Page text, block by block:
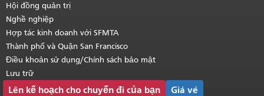
Hội đồng quản trị
Nghề nghiệp
Hợp tác kinh doanh với SFMTA
Thành phố và Quận San Francisco
Điều khoản sử dụng/Chính sách bảo mật
Lưu trữ
Lên kế hoạch cho chuyến đi của bạn Giá vé